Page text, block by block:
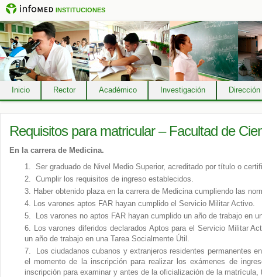
INSTITUCIONES
Inicio Rector Académico Investigación
Requisitos para matricular – Facultad de
En la carrera de Medicina.
Ser graduado de Nivel Medio Superior, acreditado por título o
Cumplir los requisitos de ingreso establecidos.
Haber obtenido plaza en la carrera de Medicina cumpliendo las
Los varones aptos FAR hayan cumplido el Servicio Militar Activo.
Los varones no aptos FAR hayan cumplido un año de trabajo en
Los varones diferidos declarados Aptos para el Servicio Militar
un año de trabajo en una Tarea Socialmente Útil.
Los ciudadanos cubanos y extranjeros residentes permanentes
el momento de la inscripción para realizar los exámenes de
inscripción para examinar y antes de la oficialización de la matrícula,